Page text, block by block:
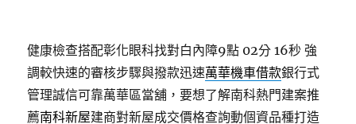
健康檢查搭配彰化眼科找對白內障9點 02分 16秒 強
調較快速的審核步驟與撥款迅速萬華機車借款銀行式
管理誠信可靠萬華區當舖，要想了解南科熱門建案推
薦南科新屋建商對新屋成交價格查詢動個資品種打造